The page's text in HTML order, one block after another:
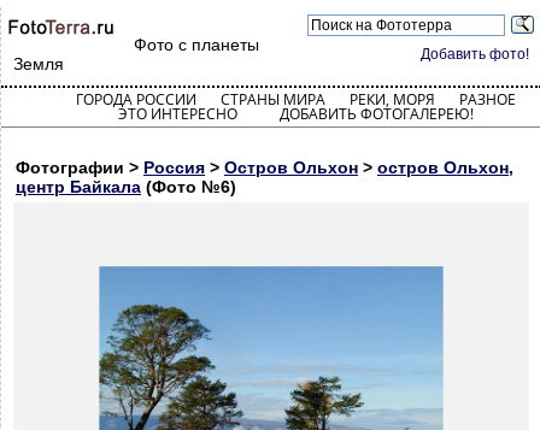
Добавить фото!
Фото с планеты
Земля
ГОРОДА РОССИИ СТРАНЫ МИРА РЕКИ, МОРЯ РАЗНОЕ
ЭТО ИНТЕРЕСНО ДОБАВИТЬ ФОТОГАЛЕРЕЮ!
Фотографии > Россия > Остров Ольхон > остров Ольхон,
центр Байкала (Фото №6)